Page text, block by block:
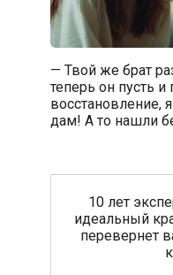
— Твой же брат
теперь он пусть и
восстановление,
дам! А то нашли
10 лет
идеальный
перевернет